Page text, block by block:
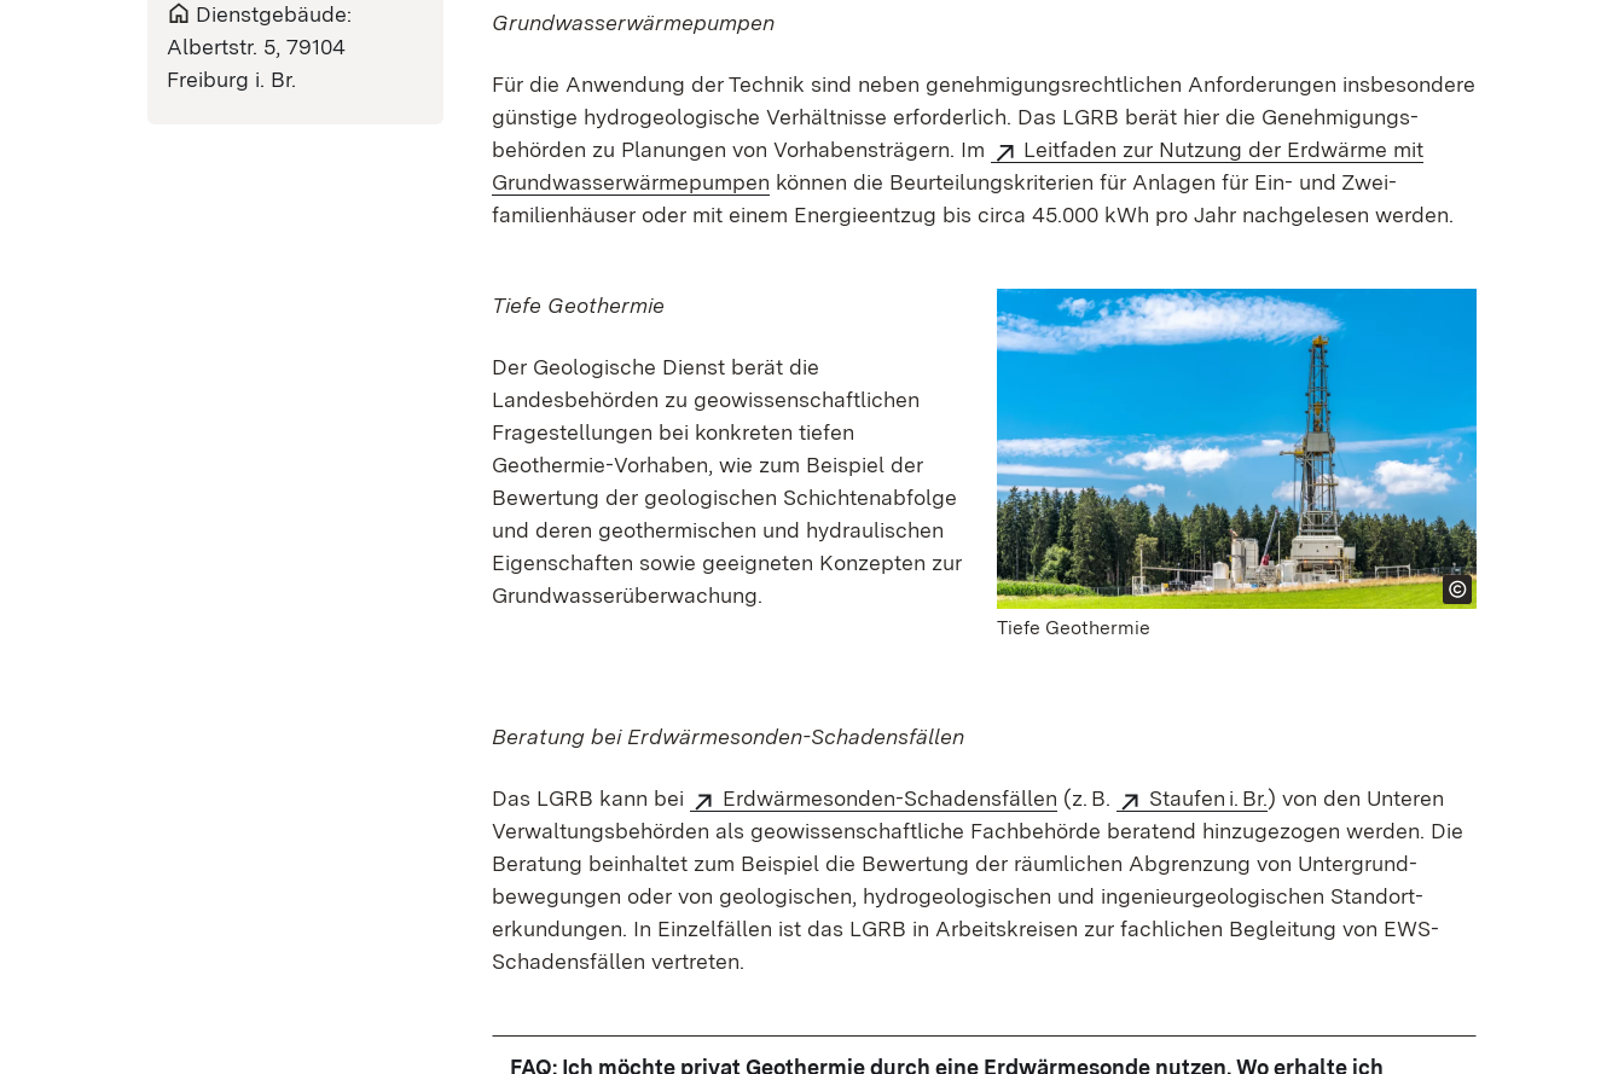
Dienstgebäude:
Albertstr. 5, 79104
Freiburg i. Br.
Grundwasserwärmepumpen
Für die Anwendung der Technik sind neben genehmigungs­rechtlichen Anforderungen insbesondere
günstige hydro­geologische Verhältnisse erforderlich. Das LGRB berät hier die Genehmigungs­
behörden zu Planungen von Vorhabens­trägern. Im
Leitfaden zur Nutzung der Erdwärme mit
Grundwasser­wärmepumpen können die Beurteilungs­kriterien für Anlagen für Ein- und Zwei­
familienhäuser oder mit einem Energie­entzug bis circa 45.000 kWh pro Jahr nachgelesen werden.
Tiefe Geothermie
Der Geologische Dienst berät die
Landesbehörden zu geowissenschaftlichen
Fragestellungen bei konkreten tiefen
Geothermie-Vorhaben, wie zum Beispiel der
Bewertung der geologischen Schichtenabfolge
und deren geothermischen und hydraulischen
Eigenschaften sowie geeigneten Konzepten zur
Grundwasserüberwachung.
Tiefe Geothermie
Beratung bei Erdwärmesonden-Schadensfällen
Das LGRB kann bei Erdwärmesonden-Schadensfällen (z. B. Staufen i. Br.) von den Unteren
Verwaltungs­behörden als geowissen­schaft­liche Fachbehörde beratend hinzugezogen werden. Die
Beratung beinhaltet zum Beispiel die Bewertung der räumlichen Abgrenzung von Unter­grund­
bewegungen oder von geologischen, hydrogeologischen und ingenieur­geologischen Standort­
erkundungen. In Einzelfällen ist das LGRB in Arbeitskreisen zur fachlichen Begleitung von EWS-
Schadens­fällen vertreten.
FAQ: Ich möchte privat Geothermie durch eine Erdwärmesonde nutzen. Wo erhalte ich